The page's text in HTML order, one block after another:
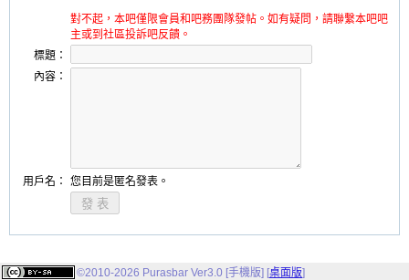
對不起，本吧僅限會員和吧務團隊發帖。如有疑問，請聯繫本吧吧
主或到社區投訴吧反饋。
標題：
內容：
用戶名： 您目前是匿名發表。
©2010-2026 Purasbar Ver3.0 [手機版] [桌面版]